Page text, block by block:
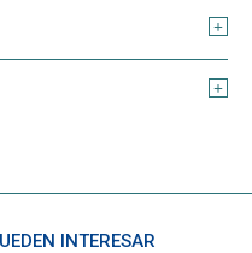
INTERESAR